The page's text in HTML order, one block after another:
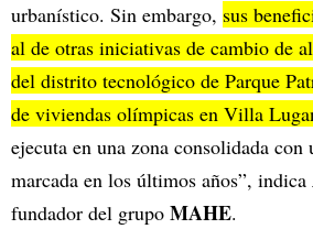
urbanístico. Sin embargo, sus
al de otras iniciativas de cambio de
del distrito tecnológico de Parque
de viviendas olímpicas en Villa
ejecuta en una zona consolidada
marcada en los últimos años”, indica
fundador del grupo MAHE.